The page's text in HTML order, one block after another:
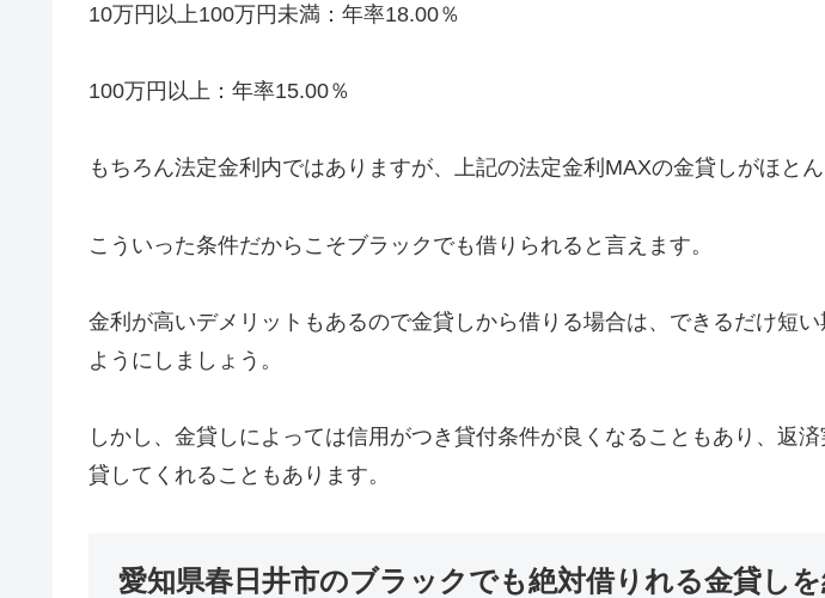
10万円以上100万円未満：年率18.00％
100万円以上：年率15.00％
もちろん法定金利内ではありますが、上記の法定金利MAXの金貸しがほとん
こういった条件だからこそブラックでも借りられると言えます。
金利が高いデメリットもあるので金貸しから借りる場合は、できるだけ短
ようにしましょう。
しかし、金貸しによっては信用がつき貸付条件が良くなることもあり、返
貸してくれることもあります。
愛知県春日井市のブラックでも絶対借りれる金貸し